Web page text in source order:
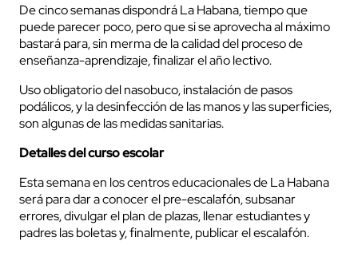
De cinco semanas dispondrá La Habana, tiempo que
puede parecer poco, pero que si se aprovecha al máximo
bastará para, sin merma de la calidad del proceso de
enseñanza-aprendizaje, finalizar el año lectivo.
Uso obligatorio del nasobuco, instalación de pasos
podálicos, y la desinfección de las manos y las superficies,
son algunas de las medidas sanitarias.
Detalles del curso escolar
Esta semana en los centros educacionales de La Habana
será para dar a conocer el pre-escalafón, subsanar
errores, divulgar el plan de plazas, llenar estudiantes y
padres las boletas y, finalmente, publicar el escalafón.